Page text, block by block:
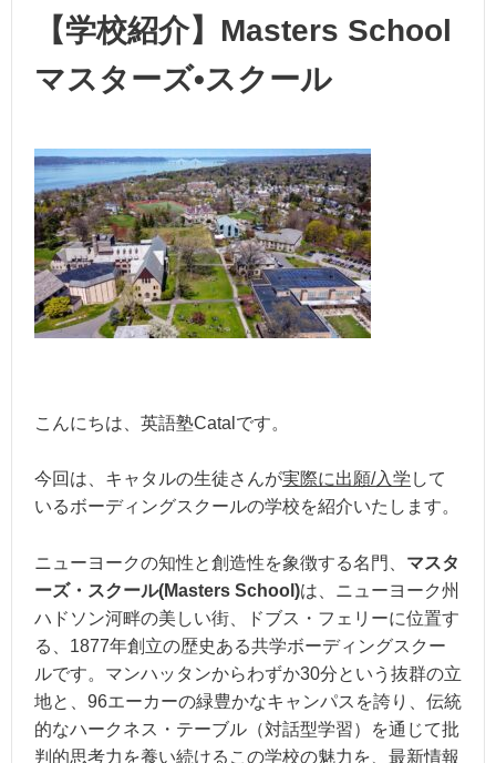
【学校紹介】Masters School
マスターズ•スクール
こんにちは、英語塾Catalです。
今回は、キャタルの生徒さんが実際に出願/入学 して
いるボーディングスクールの学校を紹介いたします。
ニューヨークの知性と創造性を象徴する名門、 マスタ
ーズ・スクール(Masters School)は、ニューヨーク州
ハドソン河畔の美しい街、ドブス・フェリーに位置す
る、1877年創立の歴史ある共学ボーディングスクー
ルです。マンハッタンからわずか30分という抜群の立
地と、96エーカーの緑豊かなキャンパスを誇り、伝統
的なハークネス・テーブル（対話型学習）を通じて批
判的思考力を養い続けるこの学校の魅力を、最新情報